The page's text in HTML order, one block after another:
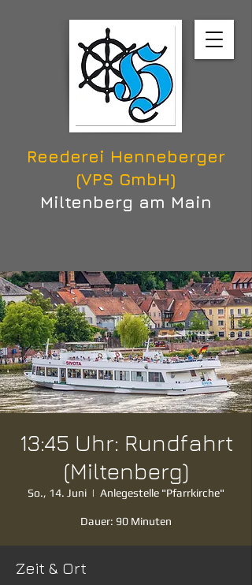
Reederei Henneberger
(VPS GmbH)
Miltenberg am Main
13:45 Uhr: Rundfahrt
(Miltenberg)
So., 14. Juni
  |
Anlegestelle "Pfarrkirche"
Dauer: 90 Minuten
Zeit & Ort